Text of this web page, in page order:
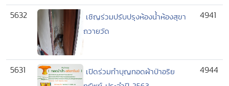
5632
เชิญร่วมปรับปรุงห้องน้ำห้องสุขา
ถวายวัด
4941
5631
เปิดร่วมทำบุญทอดผ้าป่าอริย
4944